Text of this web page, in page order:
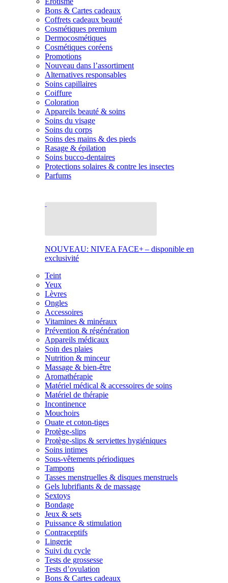
Bons & Cartes cadeaux
Coffrets cadeaux beauté
Cosmétiques premium
Dermocosmétiques
Cosmétiques coréens
Promotions
Nouveau dans l’assortiment
Alternatives responsables
Soins capillaires
Coiffure
Coloration
Appareils beauté & soins
Soins du visage
Soins du corps
Soins des mains & des pieds
Rasage & épilation
Soins bucco-dentaires
Protections solaires & contre les insectes
Parfums
NOUVEAU: NIVEA FACE+ – disponible en
exclusivité
Teint
Yeux
Lèvres
Ongles
Accessoires
Vitamines & minéraux
Prévention & régénération
Appareils médicaux
Soin des plaies
Nutrition & minceur
Massage & bien-être
Aromathérapie
Matériel médical & accessoires de soins
Matériel de thérapie
Incontinence
Mouchoirs
Ouate et coton-tiges
Protège-slips
Protège-slips & serviettes hygiéniques
Soins intimes
Sous-vêtements périodiques
Tampons
Tasses menstruelles & disques menstruels
Gels lubrifiants & de massage
Sextoys
Bondage
Jeux & sets
Puissance & stimulation
Contraceptifs
Lingerie
Suivi du cycle
Tests de grossesse
Tests d’ovulation
Bons & Cartes cadeaux